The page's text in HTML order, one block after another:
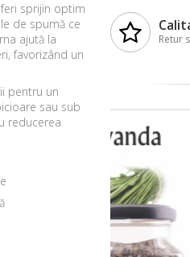
sprijin optim
de spumă ce
ajută la
favorizând un
pentru un
sau sub
reducerea
Retur